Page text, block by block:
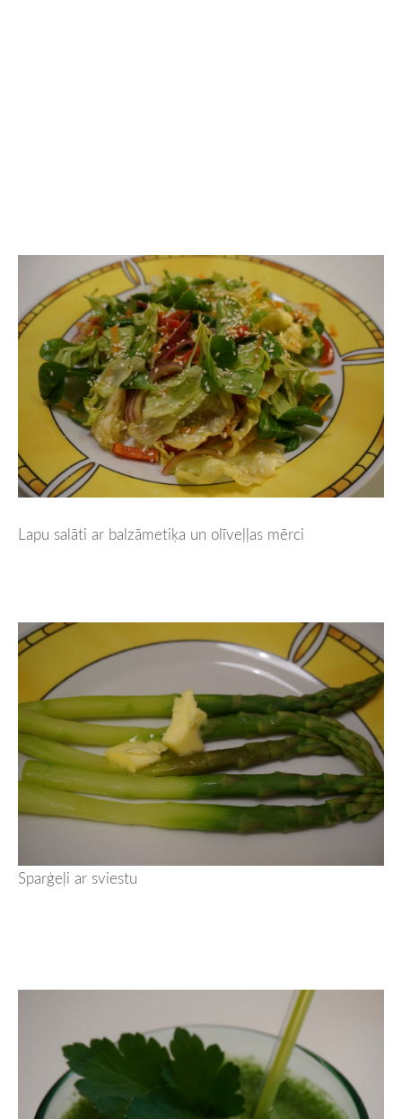
Lapu salāti ar balzāmetiķa un olīveļļas mērci
Sparģeļi ar sviestu